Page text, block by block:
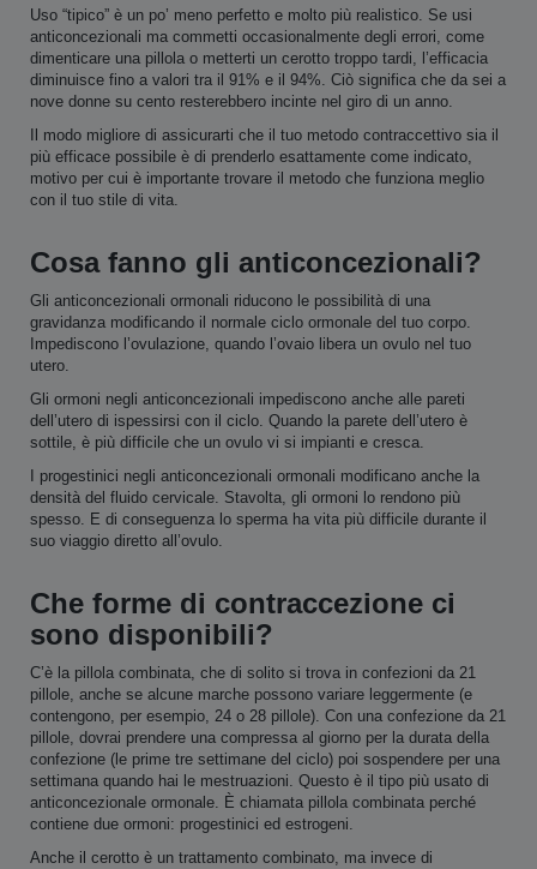
Uso “tipico” è un po’ meno perfetto e molto più realistico. Se usi
anticoncezionali ma commetti occasionalmente degli errori, come
dimenticare una pillola o metterti un cerotto troppo tardi, l’efficacia
diminuisce fino a valori tra il 91% e il 94%. Ciò significa che da sei a
nove donne su cento resterebbero incinte nel giro di un anno.
Il modo migliore di assicurarti che il tuo metodo contraccettivo sia il
più efficace possibile è di prenderlo esattamente come indicato,
motivo per cui è importante trovare il metodo che funziona meglio
con il tuo stile di vita.
Cosa fanno gli anticoncezionali?
Gli anticoncezionali ormonali riducono le possibilità di una
gravidanza modificando il normale ciclo ormonale del tuo corpo.
Impediscono l’ovulazione, quando l’ovaio libera un ovulo nel tuo
utero.
Gli ormoni negli anticoncezionali impediscono anche alle pareti
dell’utero di ispessirsi con il ciclo. Quando la parete dell’utero è
sottile, è più difficile che un ovulo vi si impianti e cresca.
I progestinici negli anticoncezionali ormonali modificano anche la
densità del fluido cervicale. Stavolta, gli ormoni lo rendono più
spesso. E di conseguenza lo sperma ha vita più difficile durante il
suo viaggio diretto all’ovulo.
Che forme di contraccezione ci
sono disponibili?
C’è la pillola combinata, che di solito si trova in confezioni da 21
pillole, anche se alcune marche possono variare leggermente (e
contengono, per esempio, 24 o 28 pillole). Con una confezione da 21
pillole, dovrai prendere una compressa al giorno per la durata della
confezione (le prime tre settimane del ciclo) poi sospendere per una
settimana quando hai le mestruazioni. Questo è il tipo più usato di
anticoncezionale ormonale. È chiamata pillola combinata perché
contiene due ormoni: progestinici ed estrogeni.
Anche il cerotto è un trattamento combinato, ma invece di